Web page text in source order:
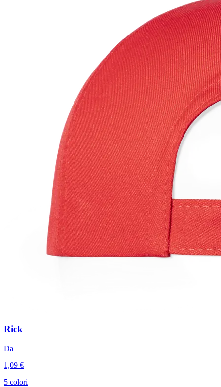
Rick
Da
1,09 €
5 colori